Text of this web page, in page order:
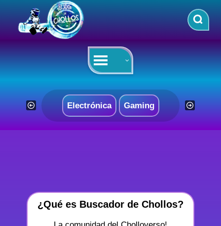
contenido
Electrónica Gaming
¿Qué es Buscador de Chollos?